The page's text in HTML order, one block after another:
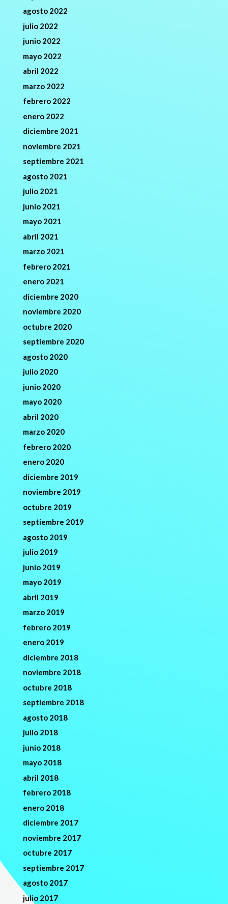
agosto 2022
julio 2022
junio 2022
mayo 2022
abril 2022
marzo 2022
febrero 2022
enero 2022
diciembre 2021
noviembre 2021
septiembre 2021
agosto 2021
julio 2021
junio 2021
mayo 2021
abril 2021
marzo 2021
febrero 2021
enero 2021
diciembre 2020
noviembre 2020
octubre 2020
septiembre 2020
agosto 2020
julio 2020
junio 2020
mayo 2020
abril 2020
marzo 2020
febrero 2020
enero 2020
diciembre 2019
noviembre 2019
octubre 2019
septiembre 2019
agosto 2019
julio 2019
junio 2019
mayo 2019
abril 2019
marzo 2019
febrero 2019
enero 2019
diciembre 2018
noviembre 2018
octubre 2018
septiembre 2018
agosto 2018
julio 2018
junio 2018
mayo 2018
abril 2018
febrero 2018
enero 2018
diciembre 2017
noviembre 2017
octubre 2017
septiembre 2017
agosto 2017
julio 2017